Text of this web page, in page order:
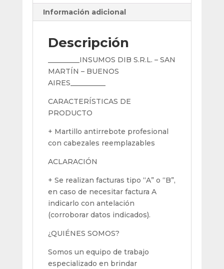
Información adicional
Descripción
_________INSUMOS DIB S.R.L. – SAN
MARTÍN – BUENOS
AIRES__________
CARACTERÍSTICAS DE
PRODUCTO
+ Martillo antirrebote profesional
con cabezales reemplazables
ACLARACIÓN
+ Se realizan facturas tipo “A” o “B”,
en caso de necesitar factura A
indicarlo con antelación
(corroborar datos indicados).
¿QUIÉNES SOMOS?
Somos un equipo de trabajo
especializado en brindar